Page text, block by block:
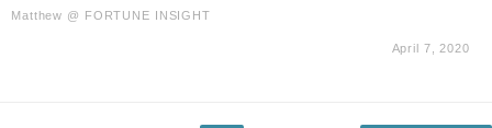
Matthew @ FORTUNE INSIGHT
April 7, 2020